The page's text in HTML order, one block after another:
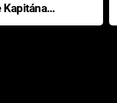
Kapitána